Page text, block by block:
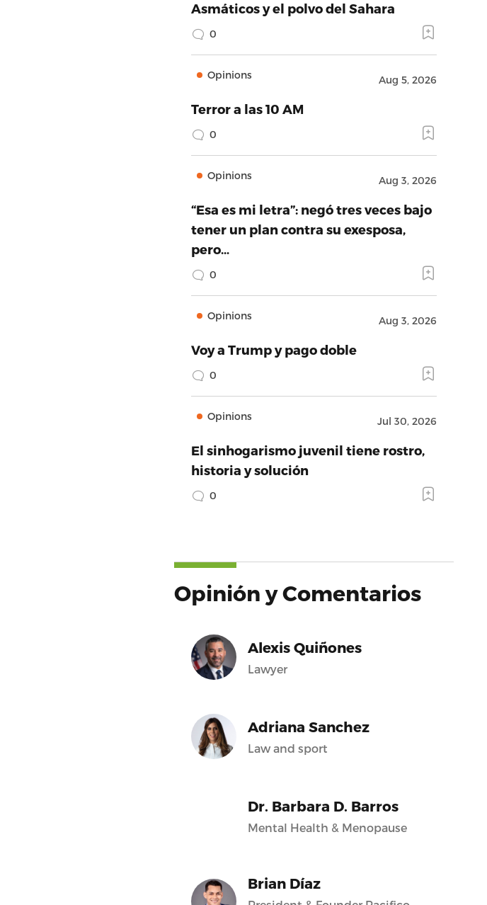
Asmáticos y el polvo del Sahara
0
Opinions Aug 5, 2026
Terror a las 10 AM
0
Opinions Aug 3, 2026
“Esa es mi letra”: negó tres veces bajo
tener un plan contra su exesposa,
pero…
0
Opinions Aug 3, 2026
Voy a Trump y pago doble
0
Opinions Jul 30, 2026
El sinhogarismo juvenil tiene rostro,
historia y solución
0
Opinión y Comentarios
Alexis Quiñones
Lawyer
Adriana Sanchez
Law and sport
Dr. Barbara D. Barros
Mental Health & Menopause
Brian Díaz